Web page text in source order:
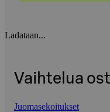
Ladataan...
Vaihtelua
Juomasekoitukset